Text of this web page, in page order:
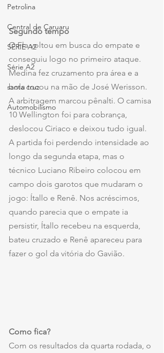
Petrolina
Central de Caruaru
SÉRIE A2
Série A2
santa cruz
Automobilismo
Segundo tempo
O Fla voltou em busca do empate e
conseguiu logo no primeiro ataque.
Medina fez cruzamento pra área e a
bola tocou na mão de José Werisson.
A arbitragem marcou pênalti. O camisa
10 Wellington foi para cobrança,
deslocou Ciriaco e deixou tudo igual.
A partida foi perdendo intensidade ao
longo da segunda etapa, mas o
técnico Luciano Ribeiro colocou em
campo dois garotos que mudaram o
jogo: Ítallo e Renê. Nos acréscimos,
quando parecia que o empate ia
persistir, Ítallo recebeu na esquerda,
bateu cruzado e Renê apareceu para
fazer o gol da vitória do Gavião.
Como fica?
Com os resultados da quarta rodada, o